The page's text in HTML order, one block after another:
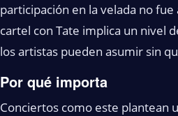
participación en la velada no
cartel con Tate implica un nivel
los artistas pueden asumir sin
Por qué importa
Conciertos como este plantean